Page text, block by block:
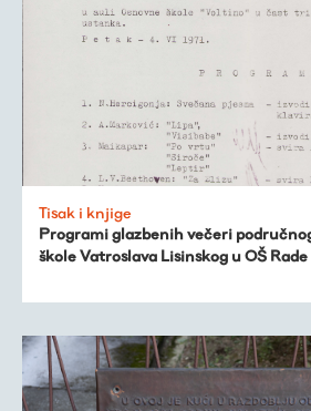
Tisak i knjige
Programi glazbenih večeri
škole Vatroslava Lisinskog u OŠ